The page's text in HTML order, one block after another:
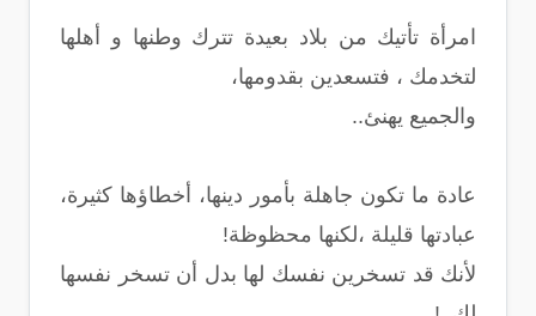
امرأة تأتيك من بلاد بعيدة تترك وطنها و أهلها
لتخدمك ، فتسعدين بقدومها،
والجميع يهنئ..
عادة ما تكون جاهلة بأمور دينها، أخطاؤها كثيرة،
عبادتها قليلة ،لكنها محظوظة!
لأنك قد تسخرين نفسك لها بدل أن تسخر نفسها